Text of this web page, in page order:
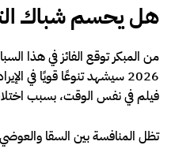
هل يحسم شباك
من المبكر توقع الفائز في هذا
2026 سيشهد تنوعًا قويًا في
فيلم في نفس الوقت، بسبب
تظل المنافسة بين السقا